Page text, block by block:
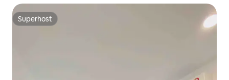
Superhost
Superhost